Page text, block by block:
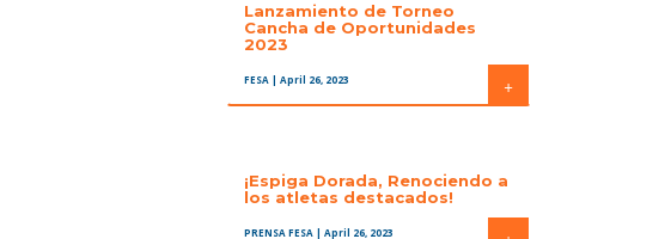
Lanzamiento de Torneo
Cancha de Oportunidades
2023
FESA | April 26, 2023 +
¡Espiga Dorada, Renociendo a
los atletas destacados!
PRENSA FESA | April 26, 2023